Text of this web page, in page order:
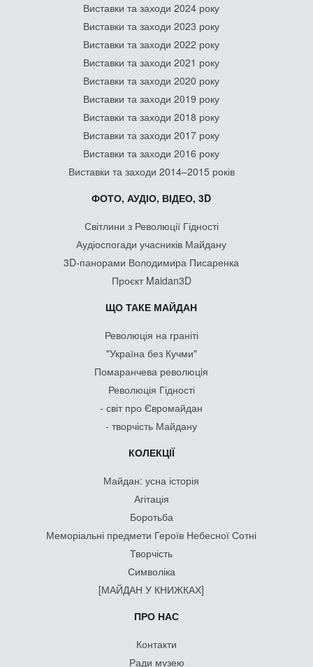
Виставки та заходи 2024 року
Виставки та заходи 2023 року
Виставки та заходи 2022 року
Виставки та заходи 2021 року
Виставки та заходи 2020 року
Виставки та заходи 2019 року
Виставки та заходи 2018 року
Виставки та заходи 2017 року
Виставки та заходи 2016 року
Виставки та заходи 2014–2015 років
ФОТО, АУДІО, ВІДЕО, 3D
Світлини з Революції Гідності
Аудіоспогади учасників Майдану
3D-панорами Володимира Писаренка
Проєкт Maidan3D
ЩО ТАКЕ МАЙДАН
Революція на граніті
"Україна без Кучми"
Помаранчева революція
Революція Гідності
- світ про Євромайдан
- творчість Майдану
КОЛЕКЦІЇ
Майдан: усна історія
Агітація
Боротьба
Меморіальні предмети Героїв Небесної Сотні
Творчість
Символіка
[МАЙДАН У КНИЖКАХ]
ПРО НАС
Контакти
Ради музею